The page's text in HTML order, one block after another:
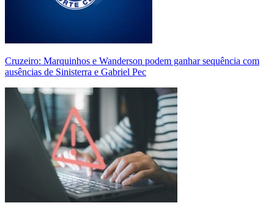
Cruzeiro: Marquinhos e Wanderson podem ganhar sequência com
ausências de Sinisterra e Gabriel Pec